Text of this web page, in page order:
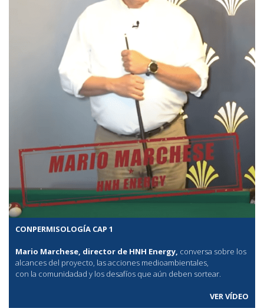
CONPERMISOLOGÍA CAP 1
Mario Marchese, director de HNH Energy, conversa sobre los
alcances del proyecto, las acciones medioambientales,
con la comunidadad y los desafíos que aún deben sortear.
VER VÍDEO